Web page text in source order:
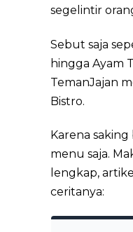
segelintir
Sebut saja
hingga Ayam
TemanJajan
Bistro.
Karena
menu saja.
lengkap,
ceritanya: